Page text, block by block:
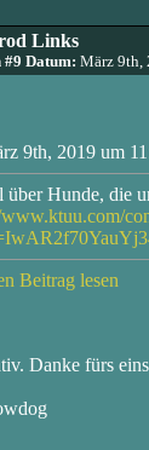
Links
Datum: März 9th,
9th, 2019 um
Hunde, die
Beitrag lesen
Danke fürs